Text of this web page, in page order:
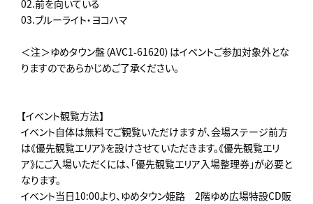
02.前を向いている
03.ブルーライト・ヨコハマ
＜注＞ゆめタウン盤（AVC1-61620）はイベントご参加対象外とな
りますのであらかじめご了承ください。
【イベント観覧方法】
イベント自体は無料でご観覧いただけますが、会場ステージ前方
は《優先観覧エリア》を設けさせていただきます。《優先観覧エリ
ア》にご入場いただくには、「優先観覧エリア入場整理券」が必要と
なります。
イベント当日10:00より、ゆめタウン姫路 2階ゆめ広場特設CD販